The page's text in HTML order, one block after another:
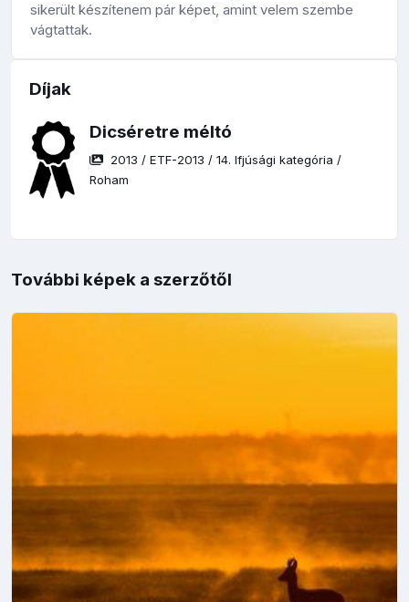
sikerült készítenem pár képet, amint velem szembe
vágtattak.
Díjak
Dicséretre méltó
2013 /ETF-2013 /14. Ifjúsági kategória /
Roham
További képek a szerzőtől